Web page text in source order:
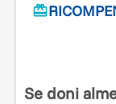
Se doni